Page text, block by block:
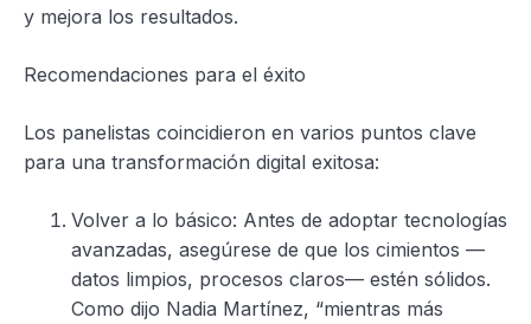
y mejora los resultados.
Recomendaciones para el éxito
Los panelistas coincidieron en varios puntos clave
para una transformación digital exitosa:
Volver a lo básico: Antes de adoptar tecnologías
avanzadas, asegúrese de que los cimientos —
datos limpios, procesos claros— estén sólidos.
Como dijo Nadia Martínez, “mientras más